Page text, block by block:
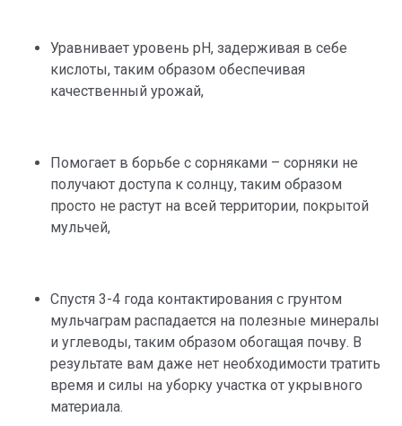
Уравнивает уровень pH, задерживая в себе
кислоты, таким образом обеспечивая
качественный урожай,
Помогает в борьбе с сорняками – сорняки не
получают доступа к солнцу, таким образом
просто не растут на всей территории, покрытой
мульчей,
Спустя 3-4 года контактирования с грунтом
мульчаграм распадается на полезные минералы
и углеводы, таким образом обогащая почву. В
результате вам даже нет необходимости тратить
время и силы на уборку участка от укрывного
материала.